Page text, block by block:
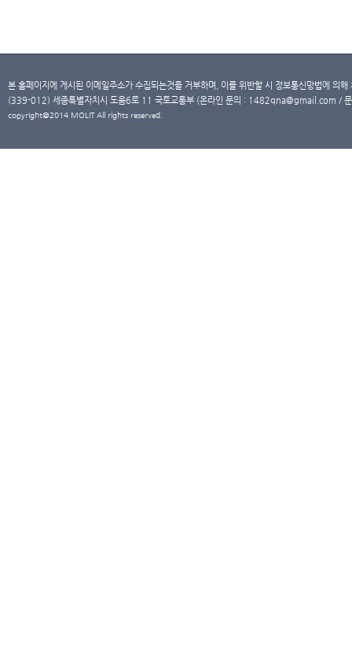
본 홈페이지에 게시된 이메일주소가 수집되는것을 거부하며, 이를 위반할 시 정보통신망법에 의
(339-012) 세종특별자치시 도움6로 11 국토교통부 (온라인 문의 : 1482qna@gmail.com /
copyright@2014 MOLIT All rights reserved.